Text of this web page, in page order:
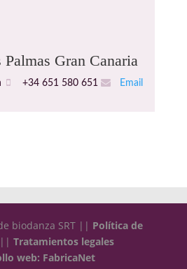
Gran Canaria
+34 651 580 651
Email
biodanza SRT || Política de
|| Tratamientos legales
web: FabricaNet